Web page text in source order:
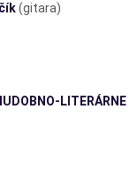
(gitara)
LITERÁRNE